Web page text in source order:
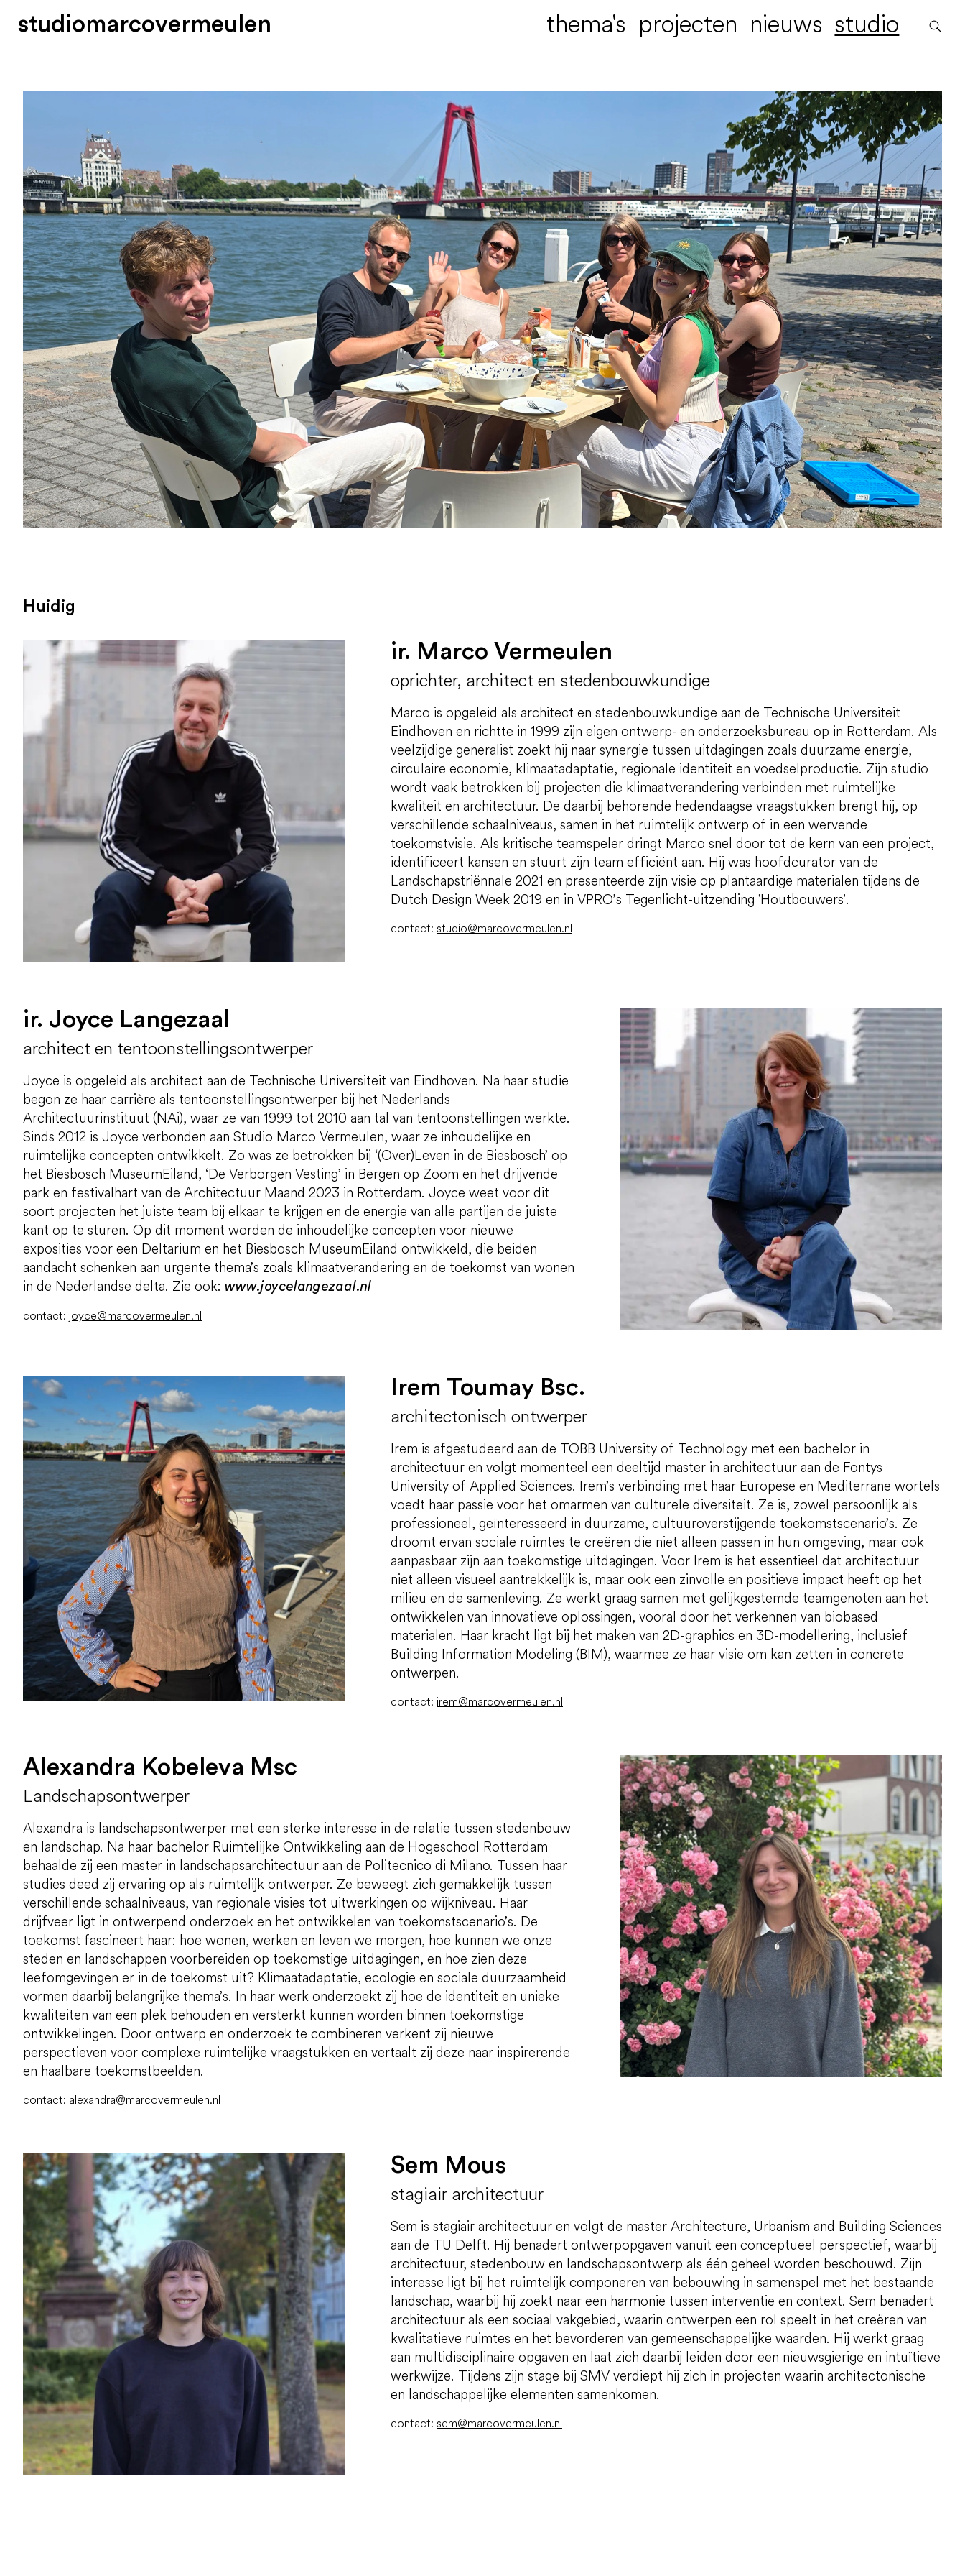
stud iomarcovermeu en thema's projecten nieuws studio
Huidig
ir. Marco Vermeulen
oprichter, architect en stedenbouwkundige
Marco is opgeleid als architect en stedenbouwkundige aan de Technische Universiteit
Eindhoven en richtte in 1999 zijn eigen ontwerp- en onderzoeksbureau op in Rotterdam. Als
veelzijdige generalist zoekt hij naar synergie tussen uitdagingen zoals duurzame energie,
circulaire economie, klimaatadaptatie, regionale identiteit en voedselproductie. Zijn studio
wordt vaak betrokken bij projecten die klimaatverandering verbinden met ruimtelijke
kwaliteit en architectuur. De daarbij behorende hedendaagse vraagstukken brengt hij, op
verschillende schaalniveaus, samen in het ruimtelijk ontwerp of in een wervende
toekomstvisie. Als kritische teamspeler dringt Marco snel door tot de kern van een project,
identificeert kansen en stuurt zijn team efficiënt aan. Hij was hoofdcurator van de
Landschapstriënnale 2021 en presenteerde zijn visie op plantaardige materialen tijdens de
Dutch Design Week 2019 en in VPRO’s Tegenlicht-uitzending 'Houtbouwers'.
contact: studio@marcovermeulen.nl
ir. Joyce Langezaal
architect en tentoonstellingsontwerper
Joyce is opgeleid als architect aan de Technische Universiteit van Eindhoven. Na haar studie
begon ze haar carrière als tentoonstellingsontwerper bij het Nederlands
Architectuurinstituut (NAi), waar ze van 1999 tot 2010 aan tal van tentoonstellingen werkte.
Sinds 2012 is Joyce verbonden aan Studio Marco Vermeulen, waar ze inhoudelijke en
ruimtelijke concepten ontwikkelt. Zo was ze betrokken bij ‘(Over)Leven in de Biesbosch’ op
het Biesbosch MuseumEiland, ‘De Verborgen Vesting’ in Bergen op Zoom en het drijvende
park en festivalhart van de Architectuur Maand 2023 in Rotterdam. Joyce weet voor dit
soort projecten het juiste team bij elkaar te krijgen en de energie van alle partijen de juiste
kant op te sturen. Op dit moment worden de inhoudelijke concepten voor nieuwe
exposities voor een Deltarium en het Biesbosch MuseumEiland ontwikkeld, die beiden
aandacht schenken aan urgente thema’s zoals klimaatverandering en de toekomst van wonen
in de Nederlandse delta. Zie ook: www.joycelangezaal.nl
contact: joyce@marcovermeulen.nl
Irem Toumay Bsc.
architectonisch ontwerper
Irem is afgestudeerd aan de TOBB University of Technology met een bachelor in
architectuur en volgt momenteel een deeltijd master in architectuur aan de Fontys
University of Applied Sciences. Irem’s verbinding met haar Europese en Mediterrane wortels
voedt haar passie voor het omarmen van culturele diversiteit. Ze is, zowel persoonlijk als
professioneel, geïnteresseerd in duurzame, cultuuroverstijgende toekomstscenario’s. Ze
droomt ervan sociale ruimtes te creëren die niet alleen passen in hun omgeving, maar ook
aanpasbaar zijn aan toekomstige uitdagingen. Voor Irem is het essentieel dat architectuur
niet alleen visueel aantrekkelijk is, maar ook een zinvolle en positieve impact heeft op het
milieu en de samenleving. Ze werkt graag samen met gelijkgestemde teamgenoten aan het
ontwikkelen van innovatieve oplossingen, vooral door het verkennen van biobased
materialen. Haar kracht ligt bij het maken van 2D-graphics en 3D-modellering, inclusief
Building Information Modeling (BIM), waarmee ze haar visie om kan zetten in concrete
ontwerpen.
contact: irem@marcovermeulen.nl
Alexandra Kobeleva Msc
Landschapsontwerper
Alexandra is landschapsontwerper met een sterke interesse in de relatie tussen stedenbouw
en landschap. Na haar bachelor Ruimtelijke Ontwikkeling aan de Hogeschool Rotterdam
behaalde zij een master in landschapsarchitectuur aan de Politecnico di Milano. Tussen haar
studies deed zij ervaring op als ruimtelijk ontwerper. Ze beweegt zich gemakkelijk tussen
verschillende schaalniveaus, van regionale visies tot uitwerkingen op wijkniveau. Haar
drijfveer ligt in ontwerpend onderzoek en het ontwikkelen van toekomstscenario’s. De
toekomst fascineert haar: hoe wonen, werken en leven we morgen, hoe kunnen we onze
steden en landschappen voorbereiden op toekomstige uitdagingen, en hoe zien deze
leefomgevingen er in de toekomst uit? Klimaatadaptatie, ecologie en sociale duurzaamheid
vormen daarbij belangrijke thema’s. In haar werk onderzoekt zij hoe de identiteit en unieke
kwaliteiten van een plek behouden en versterkt kunnen worden binnen toekomstige
ontwikkelingen. Door ontwerp en onderzoek te combineren verkent zij nieuwe
perspectieven voor complexe ruimtelijke vraagstukken en vertaalt zij deze naar inspirerende
en haalbare toekomstbeelden.
contact: alexandra@marcovermeulen.nl
Sem Mous
stagiair architectuur
Sem is stagiair architectuur en volgt de master Architecture, Urbanism and Building Sciences
aan de TU Delft. Hij benadert ontwerpopgaven vanuit een conceptueel perspectief, waarbij
architectuur, stedenbouw en landschapsontwerp als één geheel worden beschouwd. Zijn
interesse ligt bij het ruimtelijk componeren van bebouwing in samenspel met het bestaande
landschap, waarbij hij zoekt naar een harmonie tussen interventie en context. Sem benadert
architectuur als een sociaal vakgebied, waarin ontwerpen een rol speelt in het creëren van
kwalitatieve ruimtes en het bevorderen van gemeenschappelijke waarden. Hij werkt graag
aan multidisciplinaire opgaven en laat zich daarbij leiden door een nieuwsgierige en intuïtieve
werkwijze. Tijdens zijn stage bij SMV verdiept hij zich in projecten waarin architectonische
en landschappelijke elementen samenkomen.
contact: sem@marcovermeulen.nl